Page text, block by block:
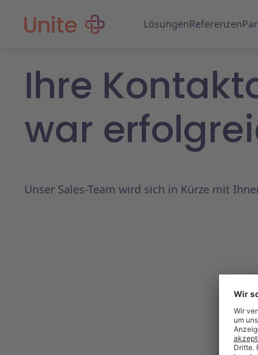
LösungenReferenzen
Ihre
war
Unser Sales-Team wird sich in Kürze mit